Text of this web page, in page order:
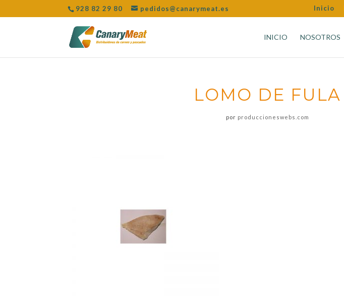
928 82 29 80 pedidos@canarymeat.es Inicio
INICIO NOSOTROS
LOMO DE FULA
por produccioneswebs.com